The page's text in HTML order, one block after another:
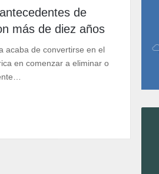
de
más de diez años
acaba de convertirse en el
en comenzar a eliminar o